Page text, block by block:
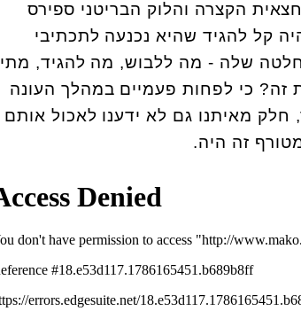
הקצרה והלוק הבריטני ספירס
קל להגיד שהיא נכנעה לתכתיבי
שלה - מה ללבוש, מה להגיד, מתי
זה? כי לפחות פעמיים במהלך העונה
מאיתנו גם לא ידענו לאכול אותם
זה היה.